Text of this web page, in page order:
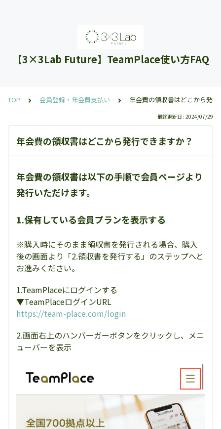
【3×3Lab Future】TeamPlace使い方FAQ
TOP 会員登録・年会費支払い 年会費の領収書はどこから発
最終更新日 : 2024/07/29
年会費の領収書はどこから発行できますか？
年会費の領収書は以下の手順で会員ページより
発行いただけます。
1.保有している会員プランを表示する
※購入時にそのまま領収書を発行される場合、購入
後の画面より「2.領収書を発行する」のステップへと
お進みください。
1.TeamPlaceにログインする
▼TeamPlaceログインURL
https://team-place.com/login
2.画面右上のハンバーガーボタンをクリックし、メニ
ューバーを表示